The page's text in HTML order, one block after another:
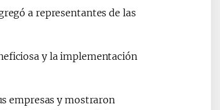
a representantes de las
y la implementación
empresas y mostraron